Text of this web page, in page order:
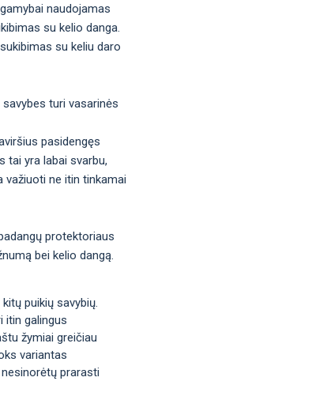
naudojamas
su kelio danga.
su keliu daro
turi vasarinės
pasidengęs
tai yra labai svarbu,
važiuoti ne itin tinkamai
protektoriaus
bei kelio dangą.
puikių savybių.
itin galingus
žymiai greičiau
variantas
prarasti